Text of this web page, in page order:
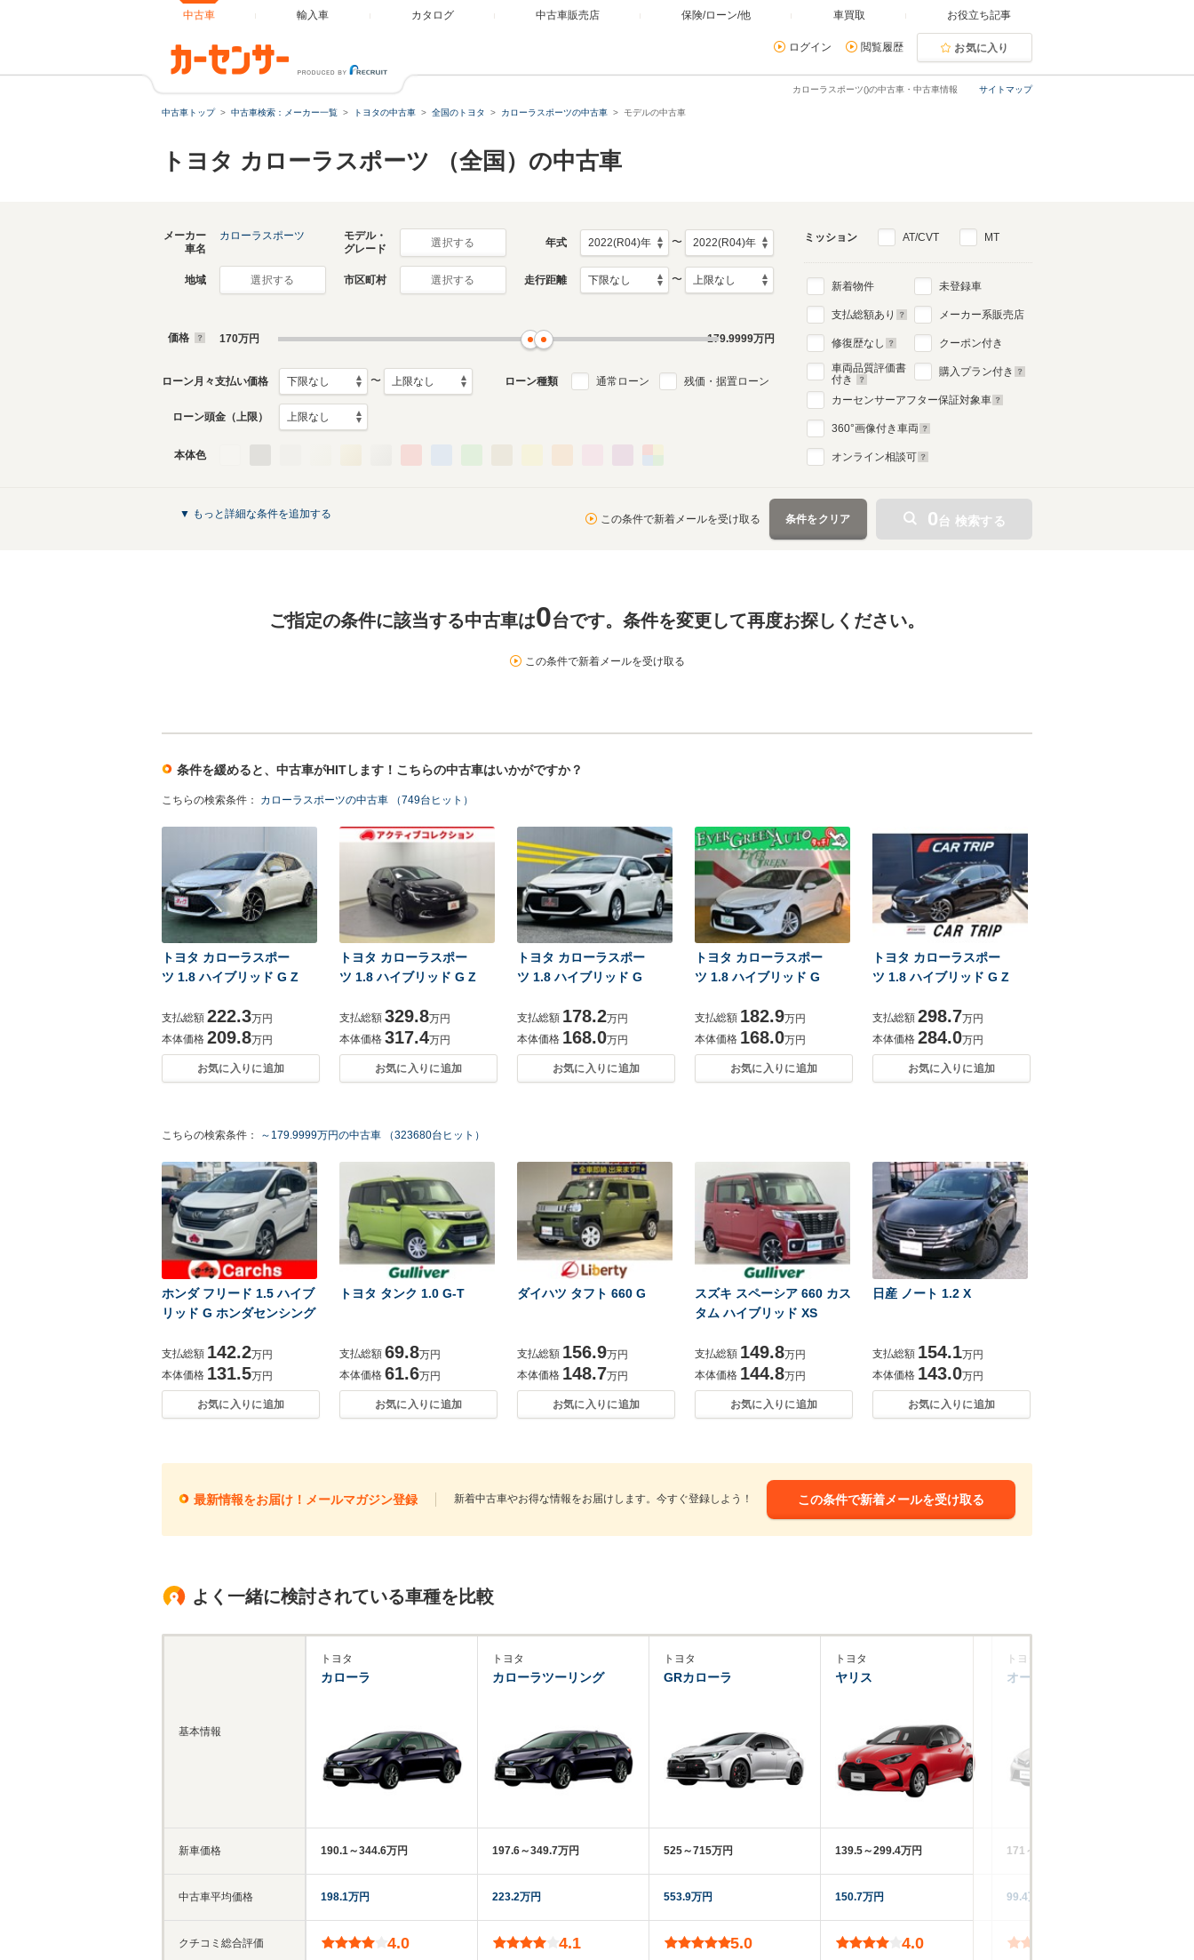
中古車 輸入車 カタログ 中古車販売店 保険/ローン/他 車買取 お役立ち記事
ログイン 閲覧履歴 お気に入り
サイトマップ
カローラスポーツ()の中古車・中古車情報
中古車トップ 中古車検索：メーカー一覧 トヨタの中古車 全国のトヨタ カローラスポーツの中古車 モデルの中古車
トヨタ カローラスポーツ （全国）の中古車
メーカー
車名
カローラスポーツ
モデル・
グレード
選択する 年式 〜
地域 選択する 市区町村 選択する 走行距離 〜
価格 170万円 179.9999万円
ローン月々支払い価格 〜 ローン種類 通常ローン 残価・据置ローン
ローン頭金（上限）
本体色
ミッション AT/CVT MT
新着物件
支払総額あり
修復歴なし
車両品質評価書
付き
未登録車
メーカー系販売店
クーポン付き
購入プラン付き
カーセンサーアフター保証対象車
360°画像付き車両
オンライン相談可
▼ もっと詳細な条件を追加する この条件で新着メールを受け取る 条件をクリア 0台 検索する
ご指定の条件に該当する中古車は0台です。条件を変更して再度お探しください。
この条件で新着メールを受け取る
条件を緩めると、中古車がHITします！こちらの中古車はいかがですか？
こちらの検索条件： カローラスポーツの中古車 （749台ヒット）
トヨタ カローラスポー
ツ 1.8 ハイブリッド G Z
支払総額 222.3万円
本体価格 209.8万円
お気に入りに追加
トヨタ カローラスポー
ツ 1.8 ハイブリッド G Z
支払総額 329.8万円
本体価格 317.4万円
お気に入りに追加
トヨタ カローラスポー
ツ 1.8 ハイブリッド G
支払総額 178.2万円
本体価格 168.0万円
お気に入りに追加
トヨタ カローラスポー
ツ 1.8 ハイブリッド G
支払総額 182.9万円
本体価格 168.0万円
お気に入りに追加
トヨタ カローラスポー
ツ 1.8 ハイブリッド G Z
支払総額 298.7万円
本体価格 284.0万円
お気に入りに追加
こちらの検索条件： ～179.9999万円の中古車 （323680台ヒット）
ホンダ フリード 1.5 ハイブ
リッド G ホンダセンシング
支払総額 142.2万円
本体価格 131.5万円
お気に入りに追加
トヨタ タンク 1.0 G-T
支払総額 69.8万円
本体価格 61.6万円
お気に入りに追加
ダイハツ タフト 660 G
支払総額 156.9万円
本体価格 148.7万円
お気に入りに追加
スズキ スペーシア 660 カス
タム ハイブリッド XS
支払総額 149.8万円
本体価格 144.8万円
お気に入りに追加
日産 ノート 1.2 X
支払総額 154.1万円
本体価格 143.0万円
お気に入りに追加
最新情報をお届け！メールマガジン登録 新着中古車やお得な情報をお届けします。今すぐ登録しよう！ この条件で新着メールを受け取る
よく一緒に検討されている車種を比較
基本情報
新車価格
中古車平均価格
クチコミ総合評価
トヨタ
カローラ
190.1～344.6万円
198.1万円
4.0
トヨタ
カローラツーリング
197.6～349.7万円
223.2万円
4.1
トヨタ
GRカローラ
525～715万円
553.9万円
5.0
トヨタ
ヤリス
139.5～299.4万円
150.7万円
4.0
トヨタ
オーリス
171～370.9万円
99.4万円